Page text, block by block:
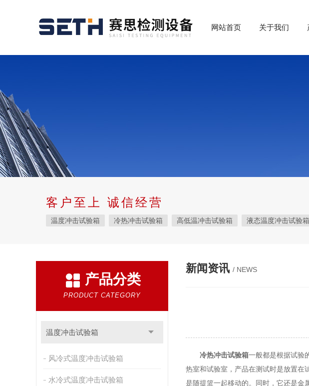
网站首页 关于我们
客户至上 诚信经营
温度冲击试验箱 冷热冲击试验箱 高低温冲击试验箱 液态温度冲击试验箱
霉菌试验箱 应力筛选试验箱 IPX9K淋雨箱 温湿度检定箱
盐雾试验箱 老化试验箱
自然恒温对流试验箱 自动化产线高低温试验箱
新能源专用设备 PCT高压加速老化试验机
绝缘裂化.特性评价系统
产品分类
PRODUCT CATEGORY
温度冲击试验箱
风冷式温度冲击试验箱
水冷式温度冲击试验箱
新闻资讯 / NEWS
冷热冲击试验箱一般都是根据试验
热室和试验室，产品在测试时是放置在
是随提篮一起移动的。同时，它还是金